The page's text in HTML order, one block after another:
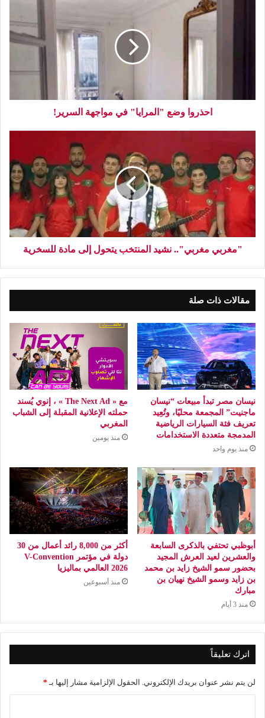
احذروا وضع "المرايا" في مواجهة السرير!
"مغربي مغربي".. نشيد المنتخب يتحول إلى مادة للسخرية
مقالات ذات صلة
نيسان مصر تبدأ مبيعات “نيسان
ماجنيت” المجمعة محليًا، وتُعِيد
تعريف فئة السيارات الرياضية
المدمجة متعددة الاستخدامات
منذ يوم واحد
مع « The Next Ad » ، إنوي يُسند
حملته الإعلانية المقبلة إلى الشباب
المغربي
منذ يومين
أبوظبي تحتفي بالذكرى السابعة
والعشرين لعيد العرش المجيد
بحضور سمو الشيخ زايد بن محمد
بن زايد وسمو الشيخ نهيان بن
مبارك
منذ 3 أيام
أكثر من 8,000 رائد أعمال من 30
دولة في مؤتمر V-Convention
2026 العالمي بماليزيا
منذ أسبوعين
اترك تعليقاً
لن يتم نشر عنوان بريدك الإلكتروني. الحقول الإلزامية مشار إليها بـ *